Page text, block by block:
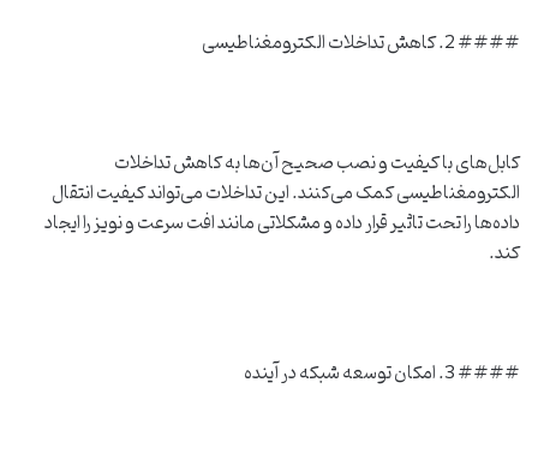
#### 2. کاهش تداخلات الکترومغناطیسی
کابل‌های با کیفیت و نصب صحیح آن‌ها به کاهش تداخلات
الکترومغناطیسی کمک می‌کنند. این تداخلات می‌تواند کیفیت انتقال
داده‌ها را تحت تاثیر قرار داده و مشکلاتی مانند افت سرعت و نویز را ایجاد
کند.
#### 3. امکان توسعه شبکه در آینده